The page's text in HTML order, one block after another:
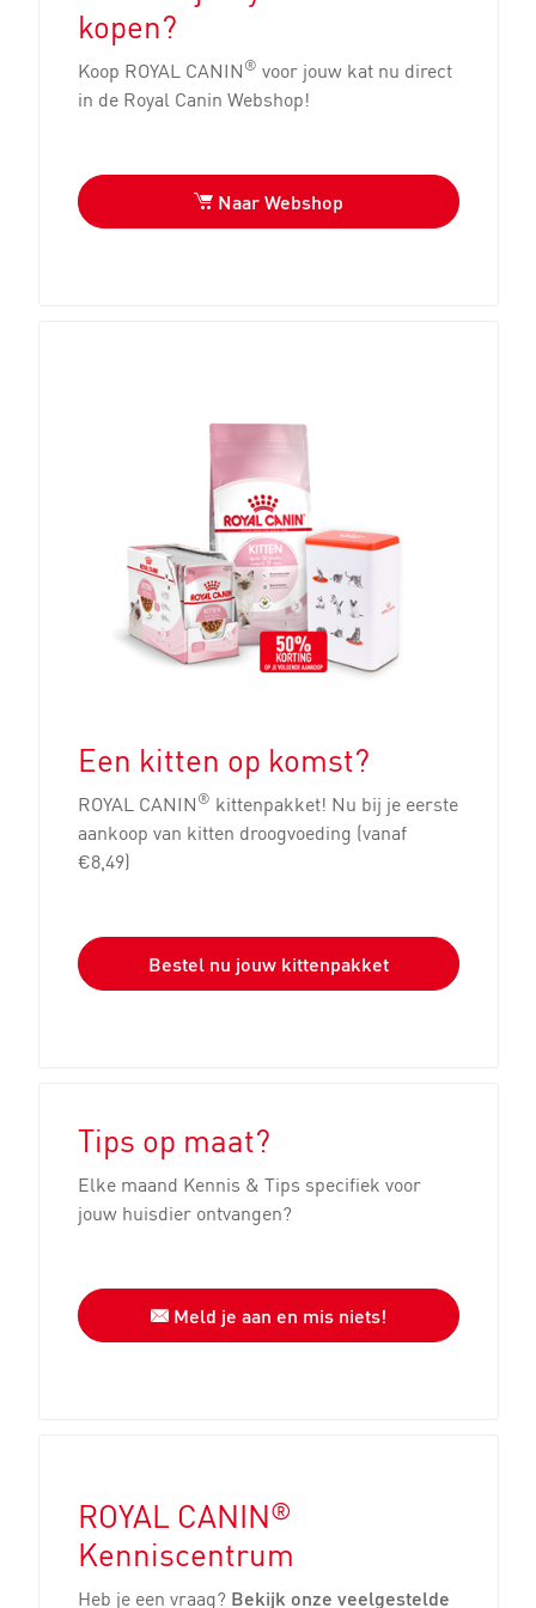
kopen?
Koop ROYAL CANIN® voor jouw kat nu direct
in de Royal Canin Webshop!
Naar Webshop
Een kitten op komst?
ROYAL CANIN® kittenpakket! Nu bij je eerste
aankoop van kitten droogvoeding (vanaf
€8,49)
Bestel nu jouw kittenpakket
Tips op maat?
Elke maand Kennis & Tips specifiek voor
jouw huisdier ontvangen?
Meld je aan en mis niets!
ROYAL CANIN®
Kenniscentrum
Heb je een vraag? Bekijk onze veelgestelde